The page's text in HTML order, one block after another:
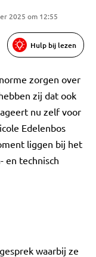
2025 om 12:55
Hulp bij lezen
zorgen over
zij dat ook
nu zelf voor
Edelenbos
liggen bij het
en technisch
waarbij ze